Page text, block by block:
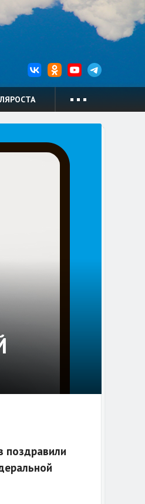
поздравили